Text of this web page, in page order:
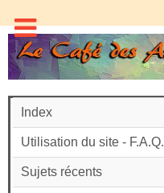
Index
Utilisation du site - F.A.Q.
Sujets récents